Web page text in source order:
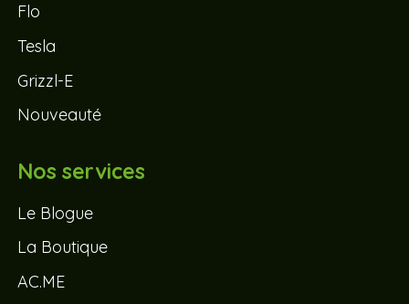
Flo
Tesla
Grizzl-E
Nouveauté
Nos services
Le Blogue
La Boutique
AC.ME